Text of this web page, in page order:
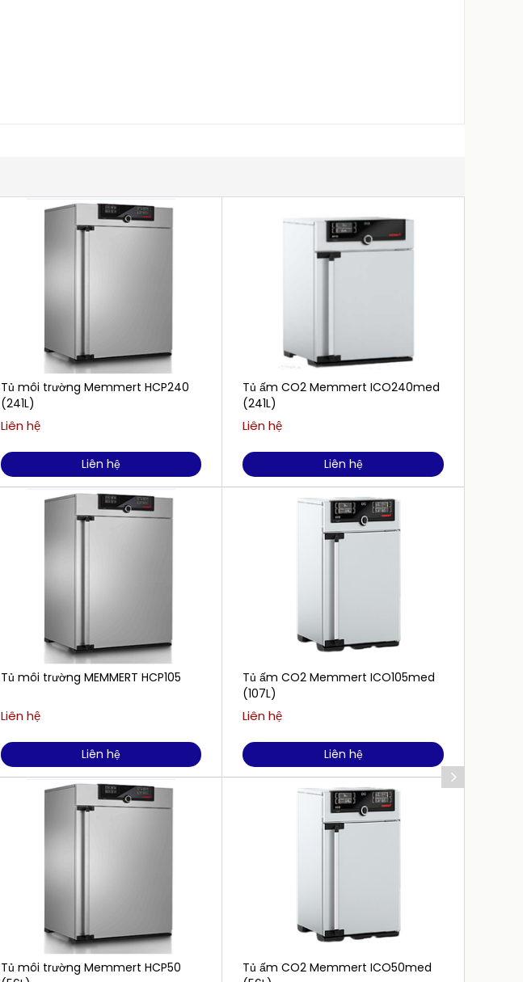
Tủ môi trường Memmert HCP240
(241L)
Liên hệ
Liên hệ
Tủ môi trường MEMMERT HCP105
Liên hệ
Liên hệ
Tủ môi trường Memmert HCP50
Tủ ấm CO2 Memmert ICO240med
(241L)
Liên hệ
Liên hệ
Tủ ấm CO2 Memmert ICO105med
(107L)
Liên hệ
Liên hệ
Tủ ấm CO2 Memmert ICO50med